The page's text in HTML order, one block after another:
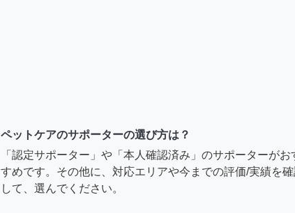
ペットケアのサポーターの選び方は？
「認定サポーター」や「本人確認済み」のサポーターがお
すめです。その他に、対応エリアや今までの評価/実績を
して、選んでください。